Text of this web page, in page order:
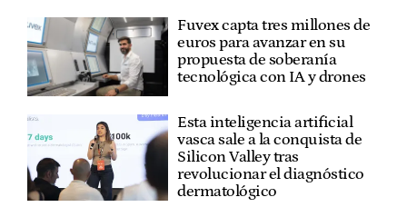
Fuvex capta tres millones de
euros para avanzar en su
propuesta de soberanía
tecnológica con IA y drones
Esta inteligencia artificial
vasca sale a la conquista de
Silicon Valley tras
revolucionar el diagnóstico
dermatológico